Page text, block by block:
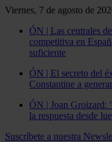
Viernes, 7 de agosto de
ÓN | Las centrales
competitiva en
suficiente
ÓN | El secreto del
Constantine a
ÓN | Joan Groizard:
la respuesta desde
Suscríbete a nuestra